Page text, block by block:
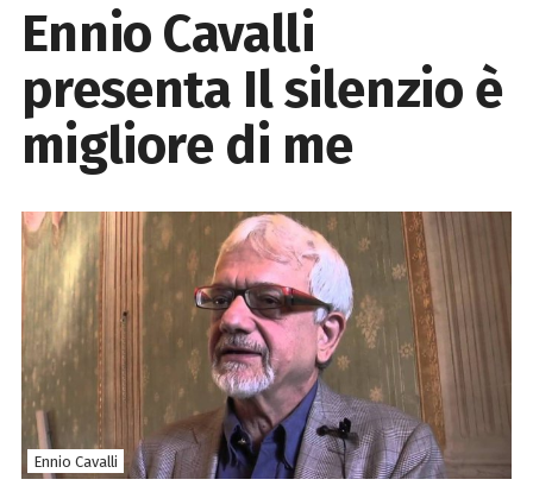
Ennio Cavalli
presenta Il silenzio è
migliore di me
Ennio Cavalli